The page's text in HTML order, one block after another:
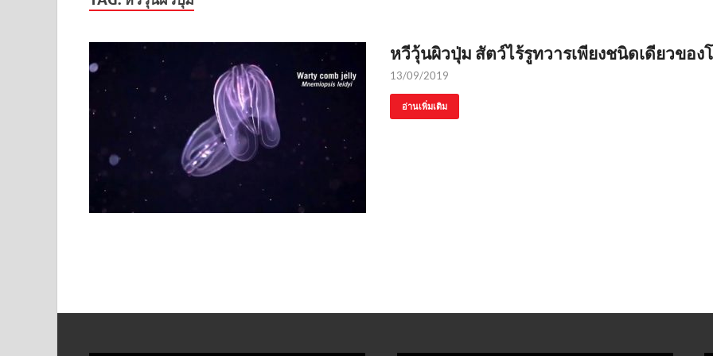
หวีวุ้นผิวปุ่ม สัตว์ไร้รูทวารเพียงชนิดเดียวของ
13/09/2019
อ่านเพิ่มเติม